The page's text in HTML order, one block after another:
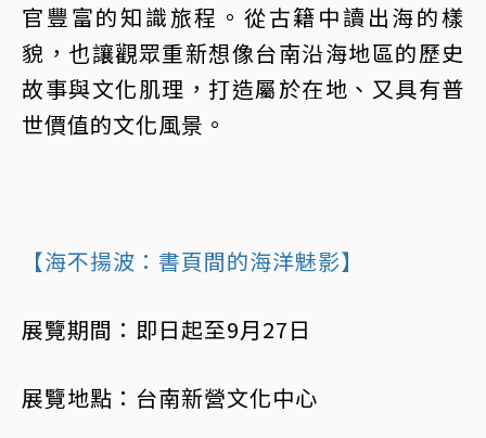
官豐富的知識旅程。從古籍中讀出海的樣
貌，也讓觀眾重新想像台南沿海地區的歷史
故事與文化肌理，打造屬於在地、又具有普
世價值的文化風景。
【海不揚波：書頁間的海洋魅影】
展覽期間：即日起至9月27日
展覽地點：台南新營文化中心